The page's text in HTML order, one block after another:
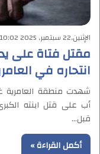
الإثنين,22 سبتمبر, 2025 10:02 م
مقتل فتاة على
انتحاره في
شهدت منطقة العامرية
أب على قتل ابنته
قبل…
أكمل القراءة »